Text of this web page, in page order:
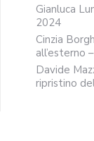
Gianluca
2024
Cinzia
all’esterno
Davide
ripristino